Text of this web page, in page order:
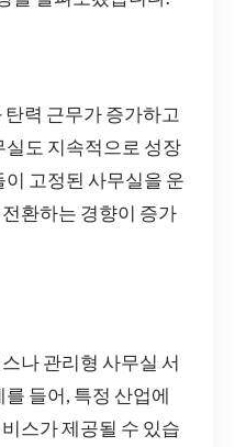
력 근무가 증가하고
도 지속적으로 성장
고정된 사무실을 운
환하는 경향이 증가
나 관리형 사무실 서
들어, 특정 산업에
스가 제공될 수 있습